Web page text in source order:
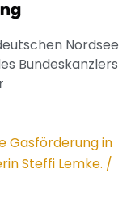
Nordsee
Bundeskanzlers